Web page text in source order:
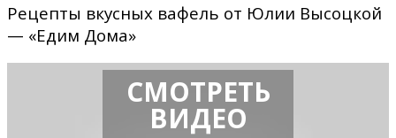
Рецепты вкусных вафель от Юлии Высоцкой
— «Едим Дома»
СМОТРЕТЬ
ВИДЕО